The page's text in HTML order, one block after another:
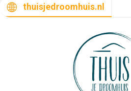
thuisjedroomhuis.nl